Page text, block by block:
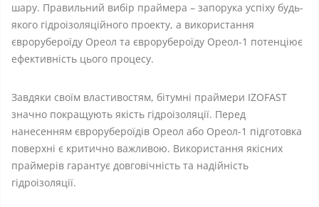
шару. Правильний вибір праймера – запорука успіху будь-
якого гідроізоляційного проекту, а використання
єврорубероїду Ореол та єврорубероїду Ореол-1 потенціює
ефективність цього процесу.
Завдяки своїм властивостям, бітумні праймери IZOFAST
значно покращують якість гідроізоляції. Перед
нанесенням єврорубероїдів Ореол або Ореол-1 підготовка
поверхні є критично важливою. Використання якісних
праймерів гарантує довговічність та надійність
гідроізоляції.